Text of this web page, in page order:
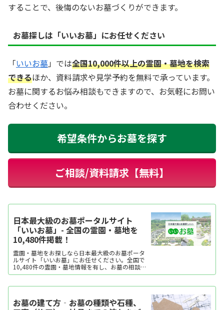
することで、後悔のないお墓づくりができます。
お墓探しは「いいお墓」にお任せください
「いいお墓」では全国10,000件以上の霊園・墓地を検索
できるほか、資料請求や見学予約を無料で承っています。
お墓に関するお悩み相談もできますので、お気軽にお問い
合わせください。
希望条件からお墓を探す
ご相談/資料請求【無料】
日本最大級のお墓ポータルサイト
「いいお墓」- 全国の霊園・墓地を
10,480件掲載！
霊園・墓地をお探しなら日本最大級のお墓ポータ
ルサイト「いいお墓」にお任せください。全国で
10,480件の霊園・墓地情報を有し、お墓の相談実
績は年間14万件以上。エリア・口コミ・価格など
学予約・お墓の相談はすべて無料。墓石建立から
費用...
お墓の建て方‐お墓の種類や石種、